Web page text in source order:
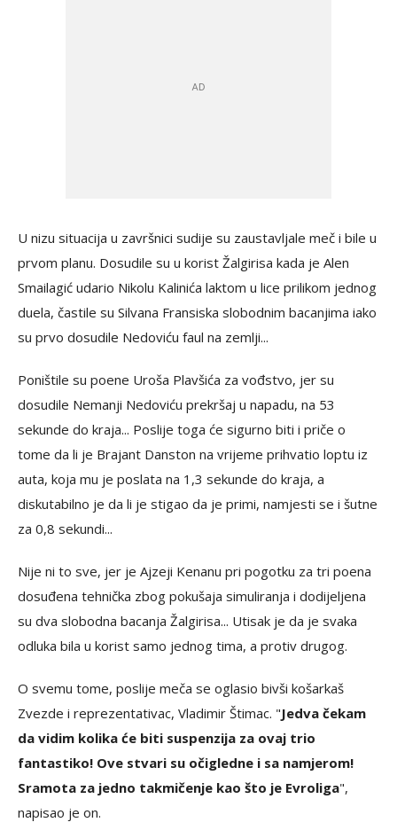
U nizu situacija u završnici sudije su zaustavljale meč i bile u
prvom planu. Dosudile su u korist Žalgirisa kada je Alen
Smailagić udario Nikolu Kalinića laktom u lice prilikom jednog
duela, častile su Silvana Fransiska slobodnim bacanjima iako
su prvo dosudile Nedoviću faul na zemlji...
Poništile su poene Uroša Plavšića za vođstvo, jer su
dosudile Nemanji Nedoviću prekršaj u napadu, na 53
sekunde do kraja... Poslije toga će sigurno biti i priče o
tome da li je Brajant Danston na vrijeme prihvatio loptu iz
auta, koja mu je poslata na 1,3 sekunde do kraja, a
diskutabilno je da li je stigao da je primi, namjesti se i šutne
za 0,8 sekundi...
Nije ni to sve, jer je Ajzeji Kenanu pri pogotku za tri poena
dosuđena tehnička zbog pokušaja simuliranja i dodijeljena
su dva slobodna bacanja Žalgirisa... Utisak je da je svaka
odluka bila u korist samo jednog tima, a protiv drugog.
O svemu tome, poslije meča se oglasio bivši košarkaš
Zvezde i reprezentativac, Vladimir Štimac. "Jedva čekam
da vidim kolika će biti suspenzija za ovaj trio
fantastiko! Ove stvari su očigledne i sa namjerom!
Sramota za jedno takmičenje kao što je Evroliga",
napisao je on.